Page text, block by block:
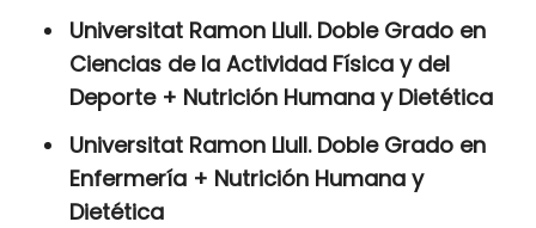
Universitat Ramon Llull. Doble Grado en
Ciencias de la Actividad Física y del
Deporte + Nutrición Humana y Dietética
Universitat Ramon Llull. Doble Grado en
Enfermería + Nutrición Humana y
Dietética